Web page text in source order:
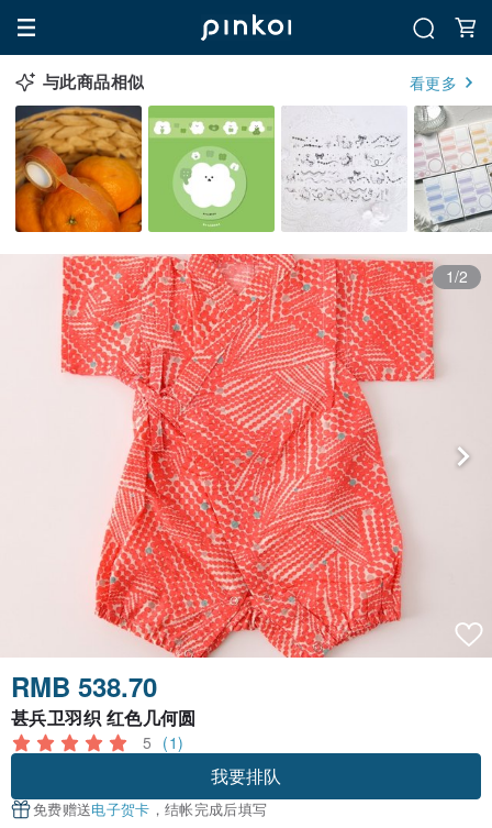
与此商品相似 看更多
1/2
RMB 538.70
甚兵卫羽织 红色几何圆
5 (1)
我要排队
免费赠送电子贺卡 ，结帐完成后填写